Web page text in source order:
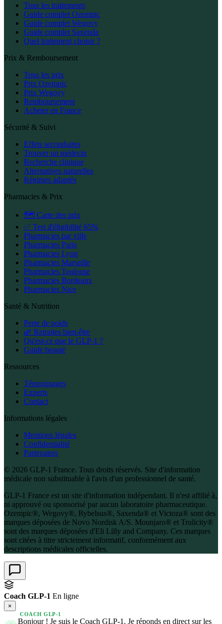
Tous les traitements
Guide complet Ozempic
Guide complet Wegovy
Guide complet Saxenda
Quel traitement choisir ?
Prix & Remboursement
Tous les prix
Prix Ozempic
Prix Wegovy
Remboursement
Acheter en France
Sécurité & Suivi
Effets secondaires
Trouver un médecin
Recherche clinique
Alternatives naturelles
Régimes adaptés
Pharmacies & Prix
🗺️ Carte des prix
✅ Test d'éligibilité 65%
Pharmacies par ville
Pharmacies Paris
Pharmacies Lyon
Pharmacies Marseille
Pharmacies Toulouse
Pharmacies Bordeaux
Pharmacies Nice
Santé & Nutrition
Perte de poids
🌿 Retraites bien-être
Qu'est-ce que le GLP-1 ?
Guide beauté
Ressources
Témoignages
Experts
Contact
Informations légales
Mentions légales
Confidentialité
Partenaires
© 2026 GLP-1 France. Tous droits réservés. Site d'information
médicale non substituable à l'avis d'un professionnel de santé.
GLP-1 France est un site d'information indépendant. Il n'est affilié à,
ni approuvé ou sponsorisé par aucun laboratoire pharmaceutique.
Ozempic®, Wegovy®, Rybelsus®, Saxenda® et Victoza® sont des
marques déposées de Novo Nordisk A/S. Mounjaro® et Trulicity®
sont des marques déposées d'Eli Lilly and Company. Ces marques
sont citées à titre strictement informatif, conformément aux
descriptions médicales officielles.
Coach GLP-1 En ligne
×
COACH GLP-1
Bonjour ! Je suis le Coach GLP-1. Je réponds en direct sur les